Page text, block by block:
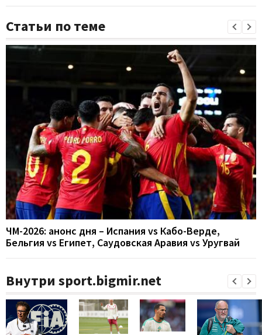
Статьи по теме
ЧМ-2026: анонс дня – Испания vs Кабо-Верде,
Бельгия vs Египет, Саудовская Аравия vs Уругвай
Внутри sport.bigmir.net